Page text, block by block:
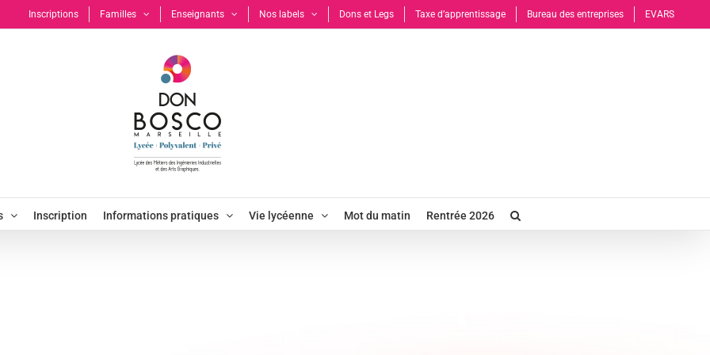
Inscriptions Familles Enseignants Nos labels Dons et Legs Taxe d’apprentissage Bureau des entreprises EVARS
Inscription Informations pratiques Vie lycéenne Mot du matin Rentrée 2026